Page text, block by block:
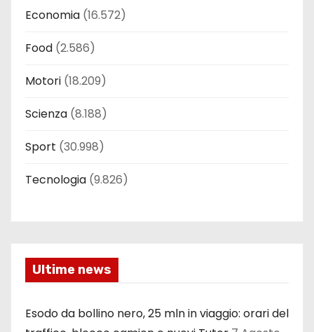
Economia (16.572)
Food (2.586)
Motori (18.209)
Scienza (8.188)
Sport (30.998)
Tecnologia (9.826)
Ultime news
Esodo da bollino nero, 25 mln in viaggio: orari del